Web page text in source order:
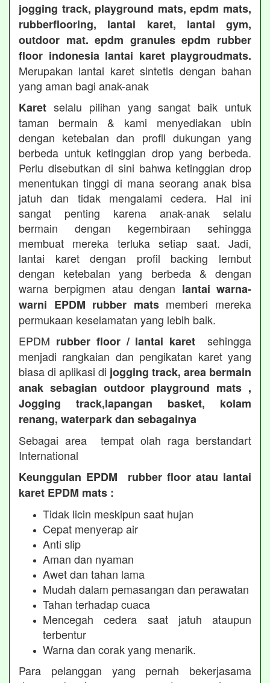
jogging track, playground mats, epdm mats,
rubberflooring, lantai karet, lantai gym,
outdoor mat. epdm granules epdm rubber
floor indonesia lantai karet playgroudmats.
Merupakan lantai karet sintetis dengan bahan
yang aman bagi anak-anak
Karet selalu pilihan yang sangat baik untuk
taman bermain & kami menyediakan ubin
dengan ketebalan dan profil dukungan yang
berbeda untuk ketinggian drop yang berbeda.
Perlu disebutkan di sini bahwa ketinggian drop
menentukan tinggi di mana seorang anak bisa
jatuh dan tidak mengalami cedera. Hal ini
sangat penting karena anak-anak selalu
bermain dengan kegembiraan sehingga
membuat mereka terluka setiap saat. Jadi,
lantai karet dengan profil backing lembut
dengan ketebalan yang berbeda & dengan
warna berpigmen atau dengan lantai warna-
warni EPDM rubber matsmemberi mereka
permukaan keselamatan yang lebih baik.
EPDM rubber floor / lantai karet sehingga
menjadi rangkaian dan pengikatan karet yang
biasa di aplikasi di jogging track, area bermain
anak sebagian outdoor playground mats ,
Jogging track,lapangan basket, kolam
renang, waterpark dan sebagainya
Sebagai area tempat olah raga berstandart
International
Keunggulan EPDM rubber floor atau lantai
karet EPDM mats :
Tidak licin meskipun saat hujan
Cepat menyerap air
Anti slip
Aman dan nyaman
Awet dan tahan lama
Mudah dalam pemasangan dan perawatan
Tahan terhadap cuaca
Mencegah cedera saat jatuh ataupun
terbentur
Warna dan corak yang menarik.
Para pelanggan yang pernah bekerjasama